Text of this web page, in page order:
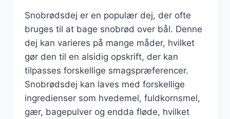
Snobrødsdej er en populær dej, der ofte
bruges til at bage snobrød over bål. Denne
dej kan varieres på mange måder, hvilket
gør den til en alsidig opskrift, der kan
tilpasses forskellige smagspræferencer.
Snobrødsdej kan laves med forskellige
ingredienser som hvedemel, fuldkornsmel,
gær, bagepulver og endda fløde, hvilket